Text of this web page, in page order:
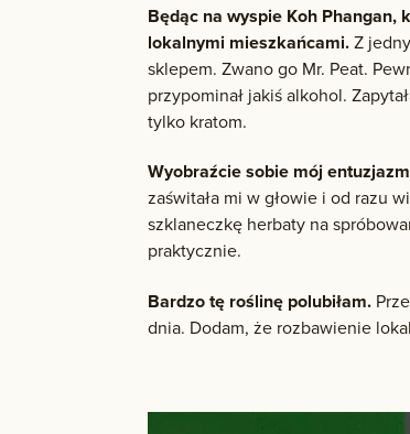
Będąc na wyspie Koh Phangan,
lokalnymi mieszkańcami.Z
sklepem. Zwano go Mr. Peat.
przypominał jakiś alkohol.
tylko kratom.
Wyobraźcie sobie mój
zaświtała mi w głowie i od razu
szklaneczkę herbaty na
praktycznie.
Bardzo tę roślinę polubiłam.
dnia. Dodam, że rozbawienie